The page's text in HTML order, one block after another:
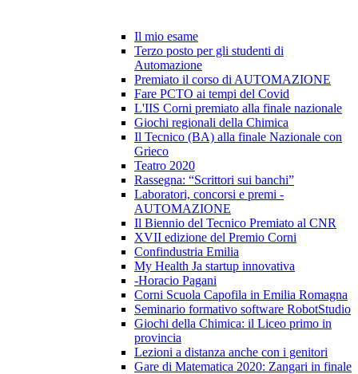
Il mio esame
Terzo posto per gli studenti di
Automazione
Premiato il corso di AUTOMAZIONE
Fare PCTO ai tempi del Covid
L'IIS Corni premiato alla finale nazionale
Giochi regionali della Chimica
Il Tecnico (BA) alla finale Nazionale con
Grieco
Teatro 2020
Rassegna: “Scrittori sui banchi”
Laboratori, concorsi e premi -
AUTOMAZIONE
Il Biennio del Tecnico Premiato al CNR
XVII edizione del Premio Corni
Confindustria Emilia
My Health Ja startup innovativa
-Horacio Pagani
Corni Scuola Capofila in Emilia Romagna
Seminario formativo software RobotStudio
Giochi della Chimica: il Liceo primo in
provincia
Lezioni a distanza anche con i genitori
Gare di Matematica 2020: Zangari in finale